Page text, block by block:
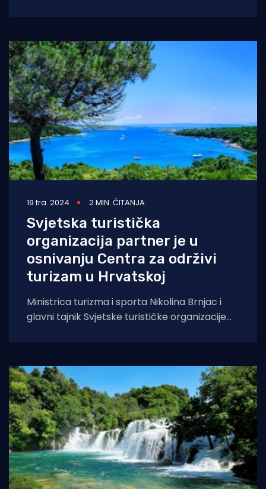
stanovništvo dolaze
19 tra. 2024 2 MIN. ČITANJA
Svjetska turistička
organizacija partner je u
osnivanju Centra za održivi
turizam u Hrvatskoj
Ministrica turizma i sporta Nikolina Brnjac i
glavni tajnik Svjetske turističke organizacije
o razumijevanju između